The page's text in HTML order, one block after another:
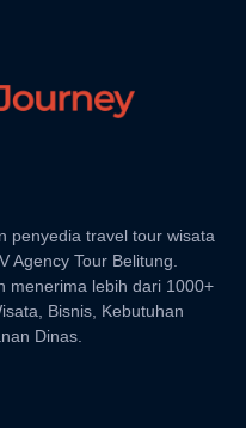
penyedia travel tour wisata
Agency Tour Belitung.
menerima lebih dari 1000+
Bisnis, Kebutuhan
Dinas.